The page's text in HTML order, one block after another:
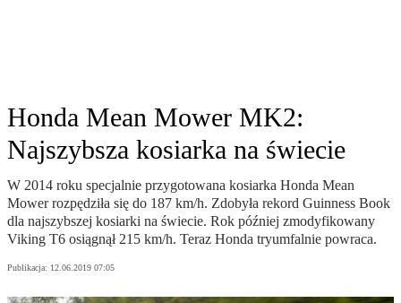
Honda Mean Mower MK2:
Najszybsza kosiarka na świecie
W 2014 roku specjalnie przygotowana kosiarka Honda Mean
Mower rozpędziła się do 187 km/h. Zdobyła rekord Guinness Book
dla najszybszej kosiarki na świecie. Rok później zmodyfikowany
Viking T6 osiągnął 215 km/h. Teraz Honda tryumfalnie powraca.
Publikacja: 12.06.2019 07:05